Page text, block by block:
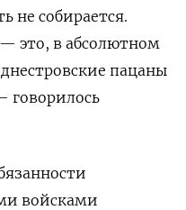
не собирается.
это, в абсолютном
пацаны
говорилось
войсками